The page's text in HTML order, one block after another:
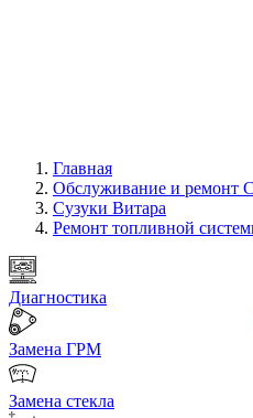
Главная
Обслуживание и ремонт
Сузуки Витара
Ремонт топливной
Диагностика
Замена ГРМ
Замена стекла